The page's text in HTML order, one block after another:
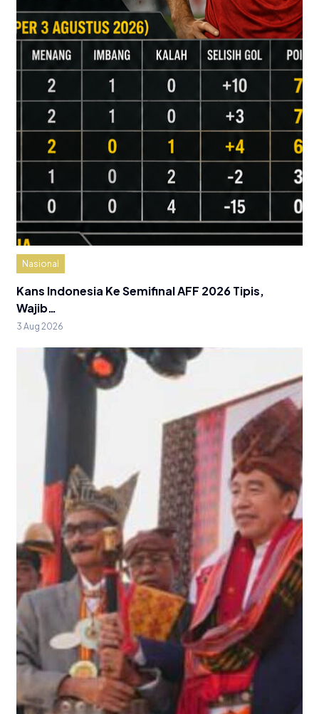
Nasional
Kans Indonesia Ke Semifinal AFF 2026 Tipis,
Wajib…
3 Aug 2026